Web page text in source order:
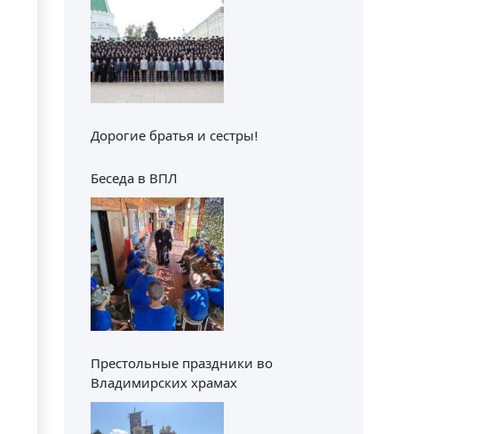
Дорогие братья и сестры!
Беседа в ВПЛ
Престольные праздники во
Владимирских храмах